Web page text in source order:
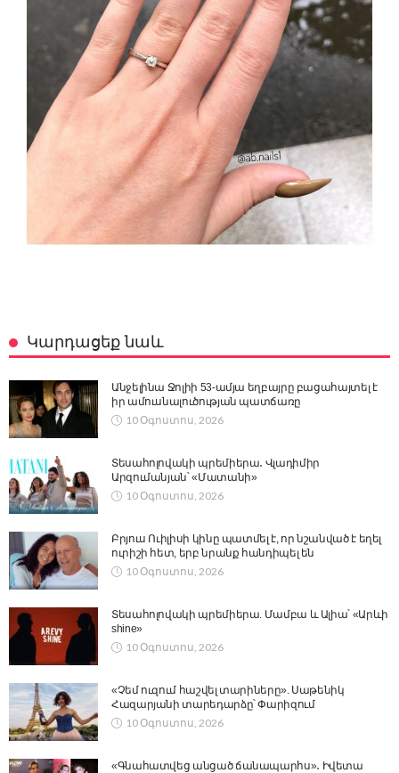
Կարդացեք նաև
Անջելինա Ջոլիի 53-ամյա եղբայրը բացահայտել է
իր ամուսնալուծության պատճառը
10 Օգոստոս, 2026
Տեսահոլովակի պրեմիերա․ Վլադիմիր
Արզումանյան՝ «Մատանի»
10 Օգոստոս, 2026
Բրյուս Ուիլիսի կինը պատմել է, որ նշանված է եղել
ուրիշի հետ, երբ նրանք հանդիպել են
10 Օգոստոս, 2026
Տեսահոլովակի պրեմիերա. Մամբա և Ալիա՝ «Արևի
shine»
10 Օգոստոս, 2026
«Չեմ ուզում հաշվել տարիները». Սաթենիկ
Հազարյանի տարեդարձը՝ Փարիզում
10 Օգոստոս, 2026
«Գնահատվեց անցած ճանապարհս»․ Իվետա